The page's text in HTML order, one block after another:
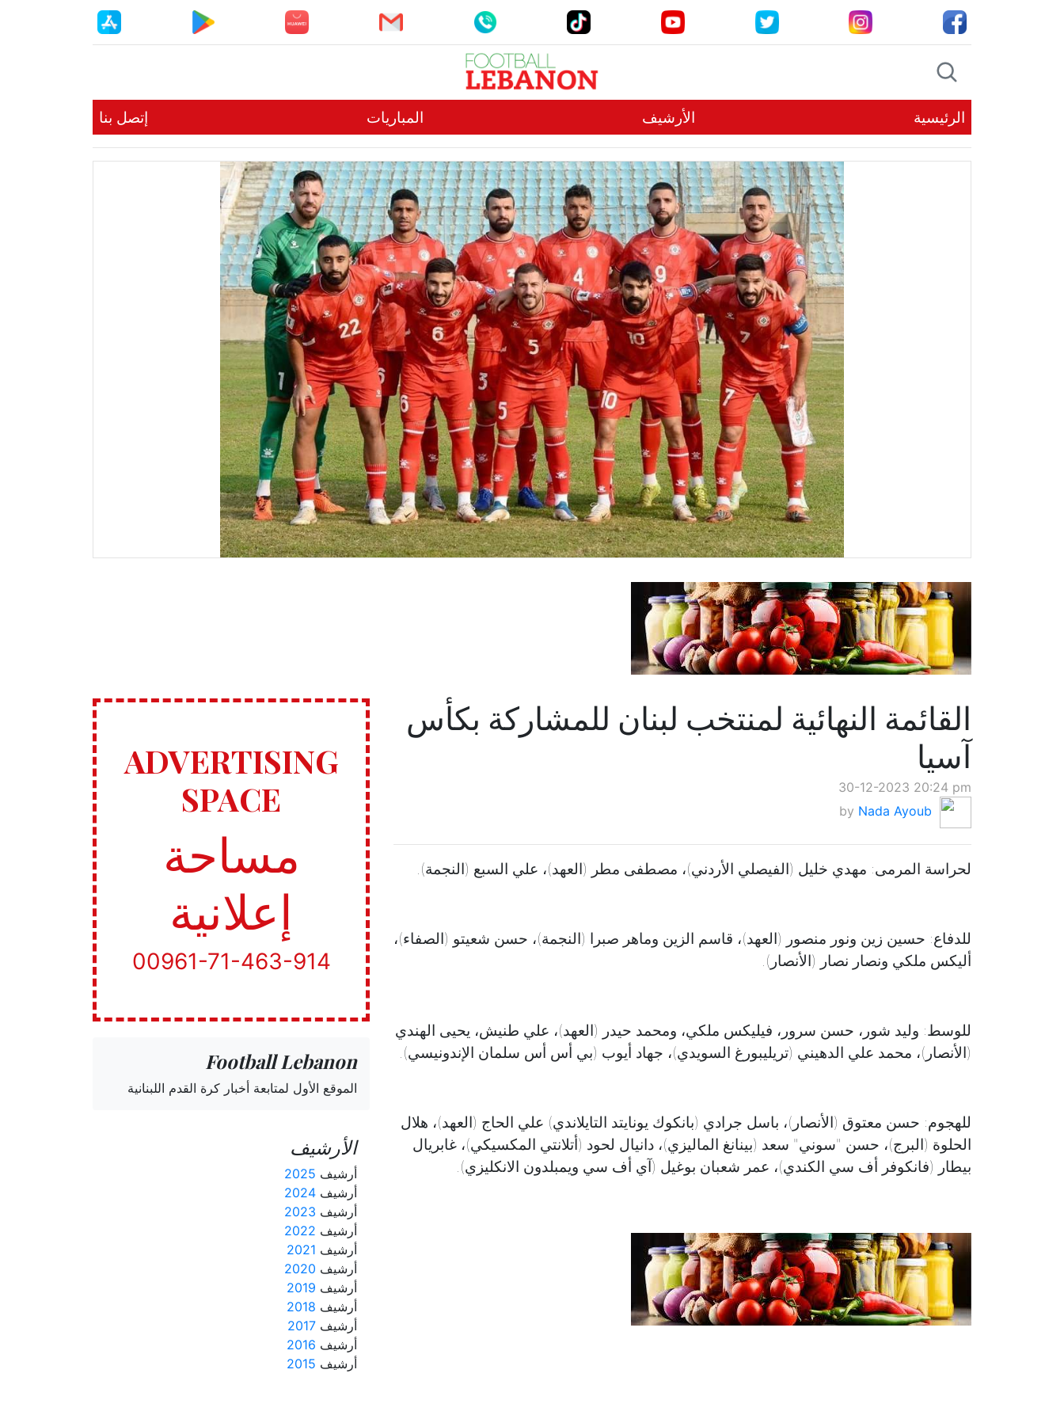
الرئيسية الأرشيف المباريات إتصل بنا
القائمة النهائية لمنتخب لبنان للمشاركة بكأس
آسيا
30-12-2023 20:24 pm
by Nada Ayoub
لحراسة المرمى: مهدي خليل (الفيصلي الأردني)، مصطفى مطر (العهد)، علي السبع (النجمة).
للدفاع: حسين زين ونور منصور (العهد)، قاسم الزين وماهر صبرا (النجمة)، حسن شعيتو (الصفاء)،
أليكس ملكي ونصار نصار (الأنصار).
للوسط: وليد شور، حسن سرور، فيليكس ملكي، ومحمد حيدر (العهد)، علي طنيش، يحيى الهندي
(الأنصار)، محمد علي الدهيني (تريليبورغ السويدي)، جهاد أيوب (بي أس أس سلمان الإندونيسي).
للهجوم: حسن معتوق (الأنصار)، باسل جرادي (بانكوك يونايتد التايلاندي) علي الحاج (العهد)، هلال
الحلوة (البرج)، حسن "سوني" سعد (بينانغ الماليزي)، دانيال لحود (أتلانتي المكسيكي)، غابريال
بيطار (فانكوفر أف سي الكندي)، عمر شعبان بوغيل (آي أف سي ويمبلدون الانكليزي).
ADVERTISING
SPACE
مساحة
إعلانية
00961-71-463-914
Football Lebanon
الموقع الأول لمتابعة أخبار كرة القدم اللبنانية
الأرشيف
أرشيف 2025
أرشيف 2024
أرشيف 2023
أرشيف 2022
أرشيف 2021
أرشيف 2020
أرشيف 2019
أرشيف 2018
أرشيف 2017
أرشيف 2016
أرشيف 2015